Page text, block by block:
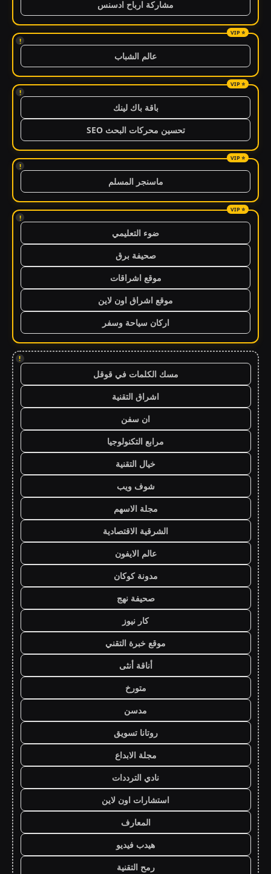
مشاركة ارباح ادسنس
!
عالم الشباب
!
باقة باك لينك
تحسين محركات البحث SEO
!
ماسنجر المسلم
!
ضوء التعليمي
صحيفة برق
موقع اشراقات
موقع اشراق اون لاين
اركان سياحة وسفر
!
مسك الكلمات في قوقل
اشراق التقنية
ان سفن
مرابع التكنولوجيا
خيال التقنية
شوف ويب
مجلة الاسهم
الشرقية الاقتصادية
عالم الايفون
مدونة كوكان
صحيفة نهج
كار نيوز
موقع خبرة التقني
أناقة أنثى
متورخ
مدسن
روتانا تسويق
مجلة الابداع
نادي الترددات
استشارات اون لاين
المعارف
هيدب فيديو
رمح التقنية